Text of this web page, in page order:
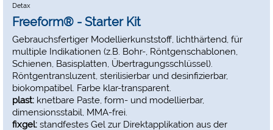
10 Applikationsnadeln.
Detax
Freeform® - Starter Kit
Gebrauchsfertiger Modellierkunststoff, lichthärtend, für
multiple Indikationen (z.B. Bohr-, Röntgenschablonen,
Schienen, Basisplatten, Übertragungsschlüssel).
Röntgentransluzent, sterilisierbar und desinfizierbar,
biokompatibel. Farbe klar-transparent.
plast: knetbare Paste, form- und modellierbar,
dimensionsstabil, MMA-frei.
fixgel: standfestes Gel zur Direktapplikation aus der